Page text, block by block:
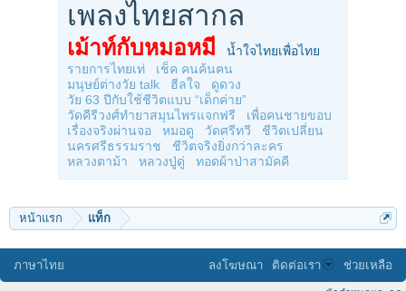
เพลงไทยสากล
เม้าท์กับหมอหมี
น้ำใจไทยเพื่อไทย
รายการไทยเท่
เช็ค คนค้นฅน
มนุษย์ต่างวัย talk
ฮีลใจ
ดูดวง
วัย 63 ปีกับใช้ชีวิตแบบ “เด็กค่าย”
วัดคีรีวงศ์ทำยาสมุนไพรแจกฟรี
เพื่อคนชายขอบ
เรื่องจริงผ่านจอ
หมอดู วัดศรีทวี
ชีวิตเปลี่ยน
นครศรีธรรมราช
ชีวิตจริงยิ่งกว่าละคร
หลวงตาม้า
หลวงปู่ดู่ ทอดผ้าป่าสามัคคี
หน้าแรก แท็ก
ภาษาไทย ลงโฆษณา ติดต่อเรา ช่วยเหลือ